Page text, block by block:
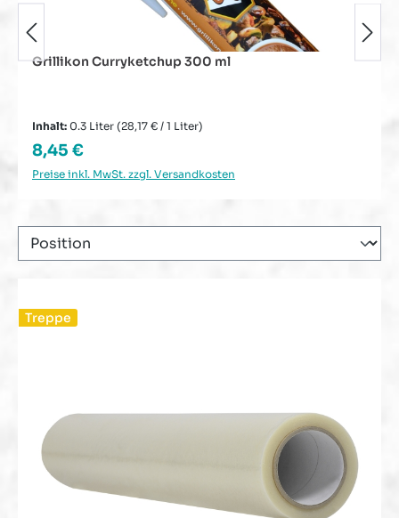
Grillikon Curryketchup 300 ml
Inhalt: 0.3 Liter (28,17 € / 1 Liter)
Regulärer Preis:
8,45 €
Preise inkl. MwSt. zzgl. Versandkosten
Treppe